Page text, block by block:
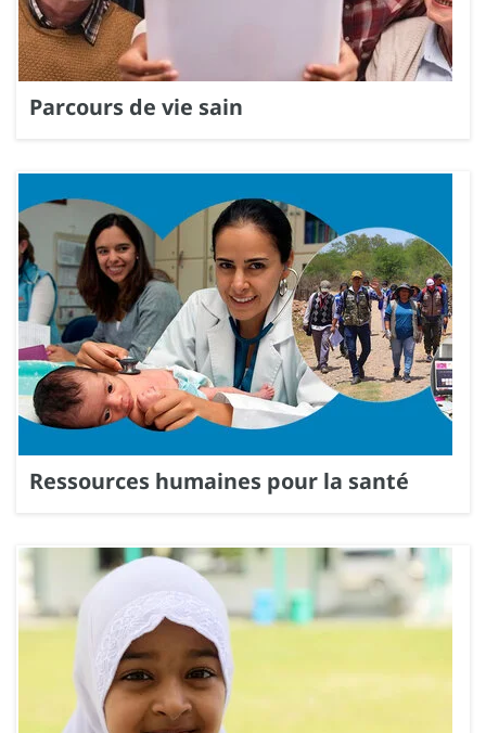
Parcours de vie sain
Ressources humaines pour la santé